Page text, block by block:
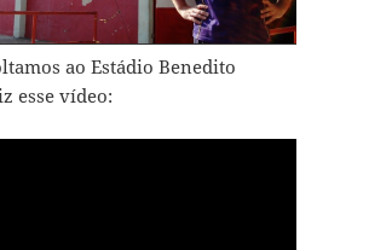
ao Estádio Benedito
esse vídeo: